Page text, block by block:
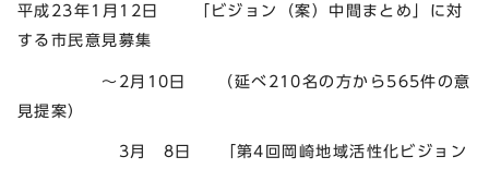
平成23年1月12日 「ビジョン（案）中間まとめ」に対
する市民意見募集
～2月10日 （延べ210名の方から565件の意
見提案）
3月 8日 「第4回岡崎地域活性化ビジョン